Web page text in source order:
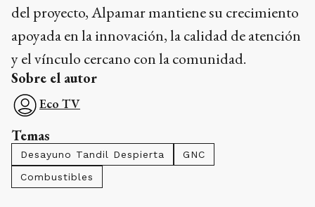
del proyecto, Alpamar mantiene su crecimiento
apoyada en la innovación, la calidad de atención
y el vínculo cercano con la comunidad.
Sobre el autor
Eco TV
Temas
Desayuno Tandil Despierta
GNC
Combustibles